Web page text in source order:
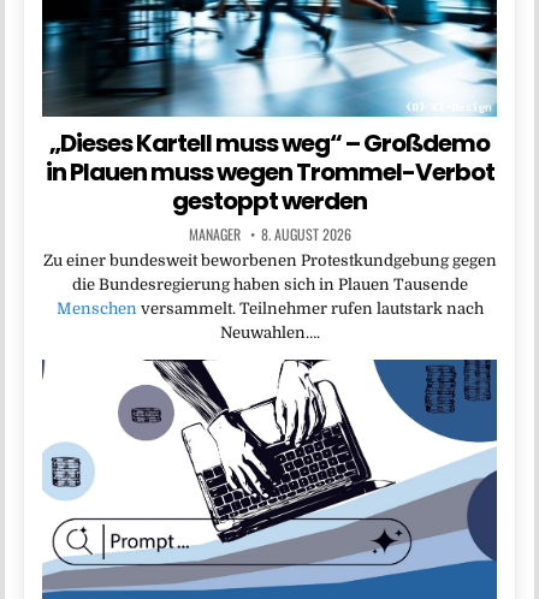
„Dieses Kartell muss weg“ – Großdemo
in Plauen muss wegen Trommel-Verbot
gestoppt werden
MANAGER 8. AUGUST 2026
Zu einer bundesweit beworbenen Protestkundgebung gegen
die Bundesregierung haben sich in Plauen Tausende
Menschen versammelt. Teilnehmer rufen lautstark nach
Neuwahlen….